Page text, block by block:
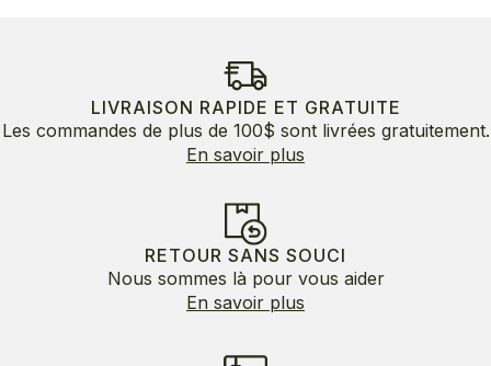
LIVRAISON RAPIDE ET GRATUITE
Les commandes de plus de 100$ sont livrées gratuitement.
En savoir plus
RETOUR SANS SOUCI
Nous sommes là pour vous aider
En savoir plus